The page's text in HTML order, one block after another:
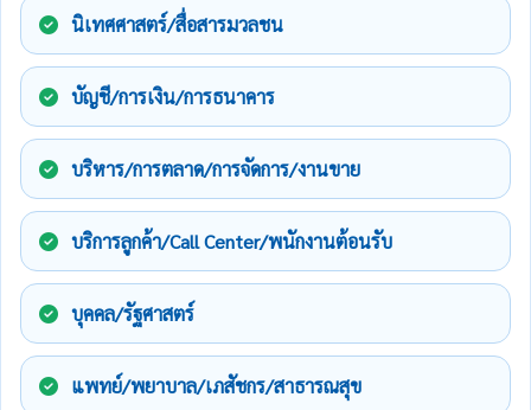
นิเทศศาสตร์/สื่อสารมวลชน
บัญชี/การเงิน/การธนาคาร
บริหาร/การตลาด/การจัดการ/งานขาย
บริการลูกค้า/Call Center/พนักงานต้อนรับ
บุคคล/รัฐศาสตร์
แพทย์/พยาบาล/เภสัชกร/สาธารณสุข